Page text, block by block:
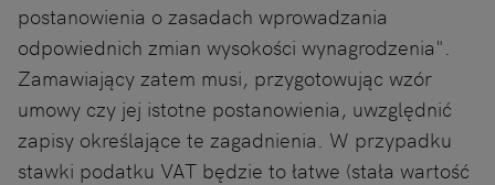
postanowienia o zasadach wprowadzania
odpowiednich zmian wysokości wynagrodzenia".
Zamawiający zatem musi, przygotowując wzór
umowy czy jej istotne postanowienia, uwzględnić
zapisy określające te zagadnienia. W przypadku
stawki podatku VAT będzie to łatwe (stała wartość